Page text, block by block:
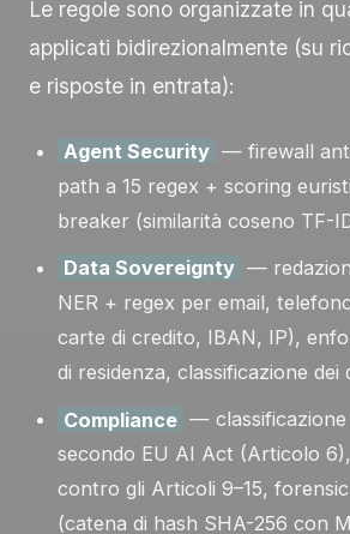
Le regole sono organizzate in
applicati bidirezionalmente (su
e risposte in entrata):
Agent Security — firewall
path a 15 regex + scoring
breaker (similarità coseno TF-
Data Sovereignty —
NER + regex per email,
carte di credito, IBAN, IP),
di residenza, classificazione dei
Compliance — classificazione
secondo EU AI Act (Articolo
contro gli Articoli 9–15,
(catena di hash SHA-256 con